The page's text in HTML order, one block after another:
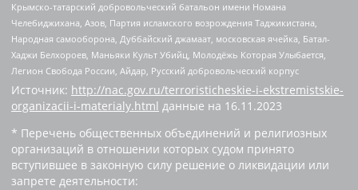
Крымско-татарский добровольческий батальон имени Номана
Челебиджихана, Азов, Партия исламского возрождения Таджикистана,
Народная самооборона, Дуббайский джамаат, московская ячейка, Батал-
Хаджи Белхороев, Маньяки Культ Убийц, Молодёжь Которая Улыбается,
Легион Свобода России, Айдар, Русский добровольческий корпус
Источник: http://nac.gov.ru/terroristicheskie-i-ekstremistskie-
organizacii-i-materialy.html данные на 16.11.2023
* Перечень общественных объединений и религиозных
организаций в отношении которых судом принято
вступившее в законную силу решение о ликвидации или
запрете деятельности: